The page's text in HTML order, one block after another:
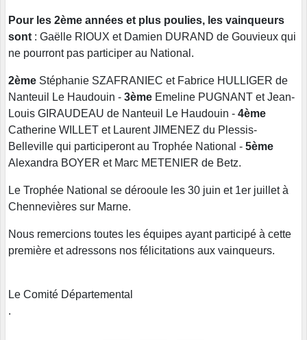
Pour les 2ème années et plus poulies, les vainqueurs
sont : Gaëlle RIOUX et Damien DURAND de Gouvieux qui
ne pourront pas participer au National.
2ème Stéphanie SZAFRANIEC et Fabrice HULLIGER de
Nanteuil Le Haudouin - 3ème Emeline PUGNANT et Jean-
Louis GIRAUDEAU de Nanteuil Le Haudouin - 4ème
Catherine WILLET et Laurent JIMENEZ du Plessis-
Belleville qui participeront au Trophée National - 5ème
Alexandra BOYER et Marc METENIER de Betz.
Le Trophée National se dérooule les 30 juin et 1er juillet à
Chennevières sur Marne.
Nous remercions toutes les équipes ayant participé à cette
première et adressons nos félicitations aux vainqueurs.
Le Comité Départemental
.